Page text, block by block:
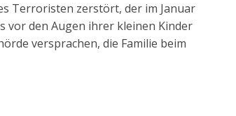
Terroristen zerstört, der im Januar
vor den Augen ihrer kleinen Kinder
versprachen, die Familie beim